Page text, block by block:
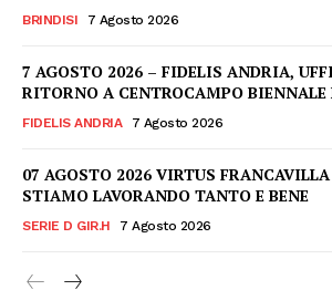
BRINDISI 7 Agosto 2026
7 AGOSTO 2026 – FIDELIS ANDRIA,
RITORNO A CENTROCAMPO
FIDELIS ANDRIA 7 Agosto 2026
07 AGOSTO 2026 VIRTUS
STIAMO LAVORANDO TANTO E BENE
SERIE D GIR.H 7 Agosto 2026